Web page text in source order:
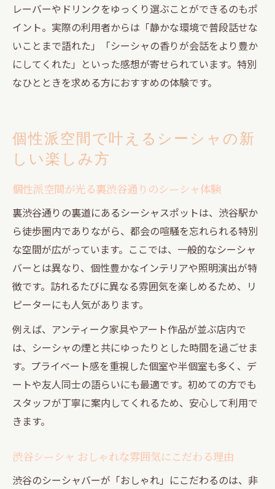
レーバーやドリンクをゆっくり選ぶことができるのもポ
イント。実際の利用者からは「静かな環境で普段話せな
いことまで語れた」「シーシャの香りが会話をより豊か
にしてくれた」といった感想が寄せられています。特別
なひとときを求める方におすすめの体験です。
個性派空間で叶えるシーシャの新
しい楽しみ方
個性派空間が光る裏渋谷通りのシーシャ体験
裏渋谷通りの裏道にあるシーシャスポットは、渋谷駅か
ら徒歩圏内でありながら、都会の喧騒を忘れられる特別
な空間が広がっています。ここでは、一般的なシーシャ
バーとは異なり、個性豊かなインテリアや照明演出が特
徴です。訪れるたびに異なる雰囲気を楽しめるため、リ
ピーターにも人気があります。
例えば、アンティーク家具やアート作品が並ぶ店内で
は、シーシャの煙と共にゆったりとした時間を過ごせま
す。プライベート感を重視した個室や半個室も多く、デ
ートや友人同士の語らいにも最適です。初めての方でも
スタッフが丁寧に案内してくれるため、安心して利用で
きます。
渋谷シーシャ おしゃれな雰囲気にこだわる理由
渋谷のシーシャバーが「おしゃれ」にこだわるのは、非